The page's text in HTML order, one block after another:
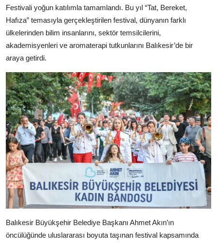
Festivali yoğun katılımla tamamlandı. Bu yıl “Tat, Bereket,
Hafıza” temasıyla gerçekleştirilen festival, dünyanın farklı
ülkelerinden bilim insanlarını, sektör temsilcilerini,
akademisyenleri ve aromaterapi tutkunlarını Balıkesir’de bir
araya getirdi.
Balıkesir Büyükşehir Belediye Başkanı Ahmet Akın’ın
öncülüğünde uluslararası boyuta taşınan festival kapsamında